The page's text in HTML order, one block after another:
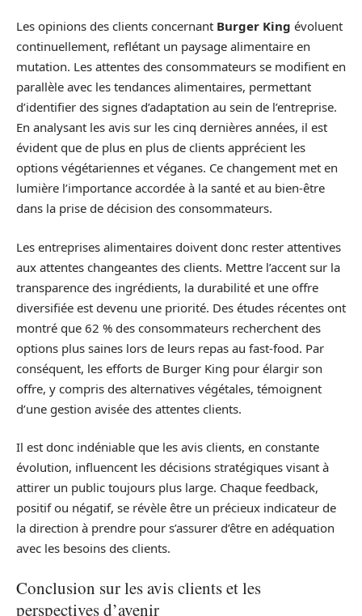
Les opinions des clients concernant Burger King évoluent
continuellement, reflétant un paysage alimentaire en
mutation. Les attentes des consommateurs se modifient en
parallèle avec les tendances alimentaires, permettant
d’identifier des signes d’adaptation au sein de l’entreprise.
En analysant les avis sur les cinq dernières années, il est
évident que de plus en plus de clients apprécient les
options végétariennes et véganes. Ce changement met en
lumière l’importance accordée à la santé et au bien-être
dans la prise de décision des consommateurs.
Les entreprises alimentaires doivent donc rester attentives
aux attentes changeantes des clients. Mettre l’accent sur la
transparence des ingrédients, la durabilité et une offre
diversifiée est devenu une priorité. Des études récentes ont
montré que 62 % des consommateurs recherchent des
options plus saines lors de leurs repas au fast-food. Par
conséquent, les efforts de Burger King pour élargir son
offre, y compris des alternatives végétales, témoignent
d’une gestion avisée des attentes clients.
Il est donc indéniable que les avis clients, en constante
évolution, influencent les décisions stratégiques visant à
attirer un public toujours plus large. Chaque feedback,
positif ou négatif, se révèle être un précieux indicateur de
la direction à prendre pour s’assurer d’être en adéquation
avec les besoins des clients.
Conclusion sur les avis clients et les
perspectives d’avenir